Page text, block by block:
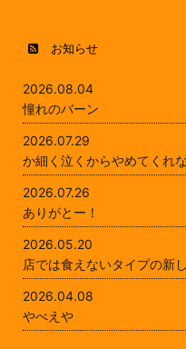
お知らせ
2026.08.04
憧れのバーン
2026.07.29
か細く泣くからやめてくれ
2026.07.26
ありがとー！
2026.05.20
店では食えないタイプの新
2026.04.08
やべえや